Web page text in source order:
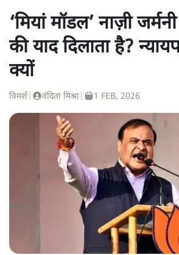
‘मियां मॉडल’ नाज़ी
की याद दिलाता है?
क्यों
विमर्श वंदिता मिश्रा 1 FEB, 2026